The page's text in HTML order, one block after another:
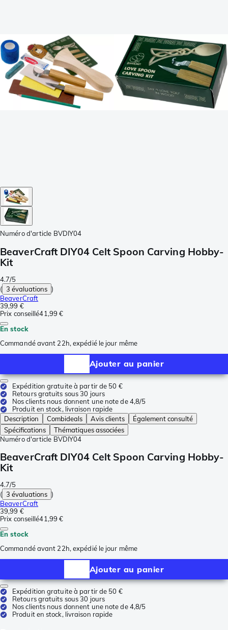
Numéro d'article BVDIY04
BeaverCraft DIY04 Celt Spoon Carving Hobby-
Kit
4.7/5
( 3 évaluations )
BeaverCraft
39,99 €
Prix conseillé41,99 €
En stock
Commandé avant 22h, expédié le jour même
Ajouter au panier
Expédition gratuite à partir de 50 €
Retours gratuits sous 30 jours
Nos clients nous donnent une note de 4,8/5
Produit en stock, livraison rapide
Description
Combideals Avis clients
Également consulté
Spécifications
Thématiques associées
Numéro d'article BVDIY04
BeaverCraft DIY04 Celt Spoon Carving Hobby-
Kit
4.7/5
( 3 évaluations )
BeaverCraft
39,99 €
Prix conseillé41,99 €
En stock
Commandé avant 22h, expédié le jour même
Ajouter au panier
Expédition gratuite à partir de 50 €
Retours gratuits sous 30 jours
Nos clients nous donnent une note de 4,8/5
Produit en stock, livraison rapide